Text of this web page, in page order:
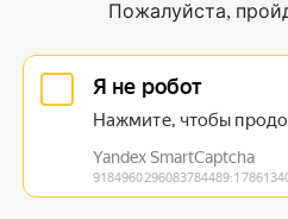
Пожалуйста,